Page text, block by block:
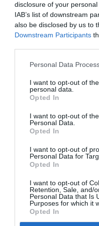
disclosure of your
IAB’s list of downstream
also be disclosed by us to
Downstream Participants
Personal Data
I want to opt-out of
personal data.
Opted In
I want to opt-out of
Personal Data.
Opted In
I want to opt-out of
Personal Data for
Opted In
I want to opt-out of
Retention, Sale, and/
Personal Data that Is
Purposes for which it
Opted In
Προπώληση:
Εκδοτήρια ΚΘΒΕ
Ακολουθήστε το
μάθετε πρώτοι όλες τις
Δείτε όλα τα
Πολιτισμό στο
Νέοι Διαγωνισμοί
Tags
ΑΡΧΑΙΟΛΟΓΙΚΟ ΜΟΥΣΕΙΟ
ΔΡΑΜΑΤΟΠΟΙΗΜΕΝΗ